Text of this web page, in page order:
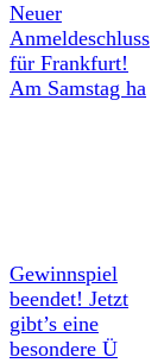
Neuer
Anmeldeschluss
für Frankfurt!
Am Samstag ha
Gewinnspiel
beendet! Jetzt
gibt’s eine
besondere Ü